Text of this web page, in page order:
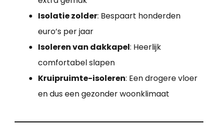
Isolatie zolder: Bespaart honderden
euro’s per jaar
Isoleren van dakkapel: Heerlijk
comfortabel slapen
Kruipruimte-isoleren: Een drogere vloer
en dus een gezonder woonklimaat